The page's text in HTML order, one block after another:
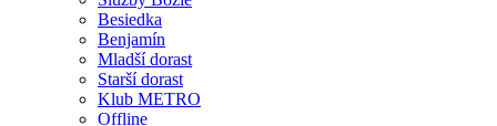
Besiedka
Benjamín
Mladší dorast
Starší dorast
Klub METRO
Offline